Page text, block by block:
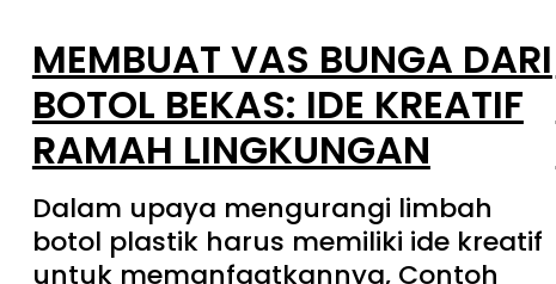
MEMBUAT VAS BUNGA DARI
BOTOL BEKAS: IDE KREATIF
RAMAH LINGKUNGAN
Dalam upaya mengurangi limbah
botol plastik harus memiliki ide kreatif
untuk memanfaatkannya, Contoh